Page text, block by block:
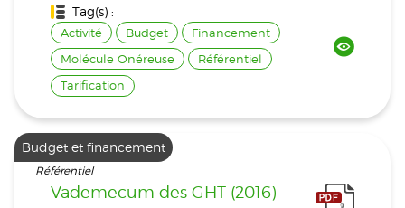
Tag(s) :
Activité Budget
Financement
Molécule Onéreuse
Référentiel
Tarification
Budget et financement
Référentiel
Vademecum des GHT (2016)